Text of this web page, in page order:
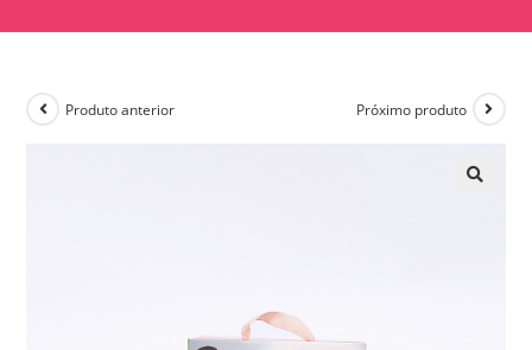
Produto anterior Próximo produto